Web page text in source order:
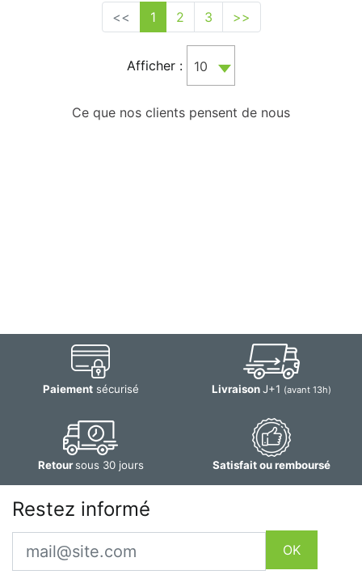
<< 1 2 3 >>
Afficher : 10
Ce que nos clients pensent de nous
Paiementsécurisé LivraisonJ+1 (avant 13h)
Retoursous 30 jours Satisfait ou remboursé
Restez informé
Email
OK